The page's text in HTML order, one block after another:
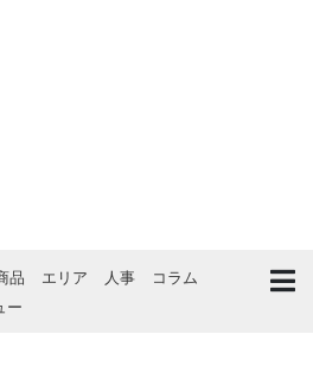
品 エリア 人事
コラム
ー